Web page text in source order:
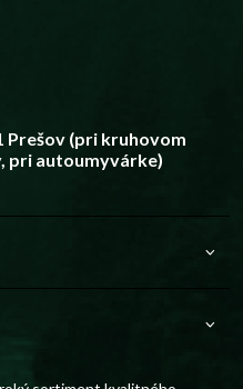
Prešov (pri kruhovom
pri autoumyvárke)